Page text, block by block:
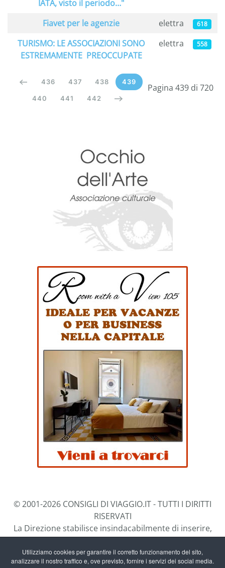
Utilizziamo cookies per garantire il corretto funzionamento del sito,
analizzare il nostro traffico e, ove previsto, fornire i servizi dei social media.
IATA, visto il periodo…"
Fiavet per le agenzie elettra 618
TURISMO: LE ASSOCIAZIONI SONO
ESTREMAMENTE PREOCCUPATE
elettra 558
Pagina 439 di 720
436 437 438 439
440 441 442
© 2001-2026 CONSIGLI DI VIAGGIO.IT - TUTTI I DIRITTI
RISERVATI
La Direzione stabilisce insindacabilmente di inserire,
rimuovere, oscurare, modificare, immagini e testi dal
sito, a propria discrezione.